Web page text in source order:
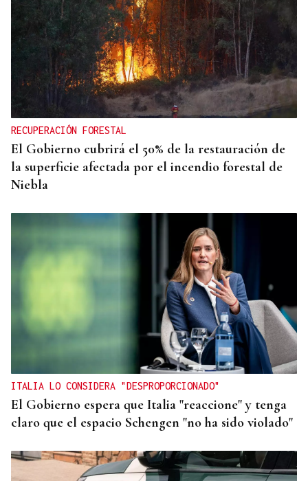
RECUPERACIÓN FORESTAL
El Gobierno cubrirá el 50% de la restauración de
la superficie afectada por el incendio forestal de
Niebla
ITALIA LO CONSIDERA "DESPROPORCIONADO"
El Gobierno espera que Italia "reaccione" y tenga
claro que el espacio Schengen "no ha sido violado"